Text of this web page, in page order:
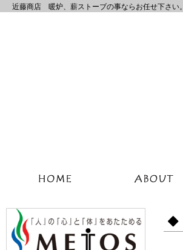
近藤商店 暖炉、薪ストーブの事ならお任せ下さい。